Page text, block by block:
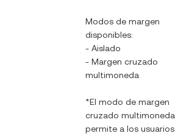
Modos de margen
disponibles:
- Aislado
- Margen cruzado
multimoneda
*El modo de margen
cruzado multimoneda
permite a los usuarios